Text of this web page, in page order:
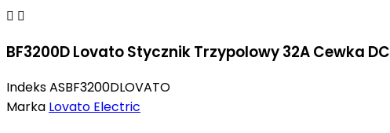
 
BF3200D Lovato Stycznik Trzypolowy 32A Cewka DC
IndeksASBF3200DLOVATO
Marka Lovato Electric